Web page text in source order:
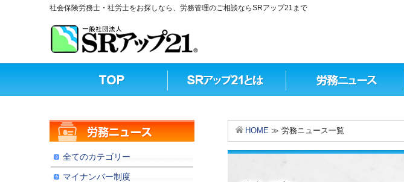
社会保険労務士・社労士をお探しなら、労務管理のご相談ならSRアップ21まで
全てのカテゴリー
マイナンバー制度
HOME ≫ 労務ニュース一覧